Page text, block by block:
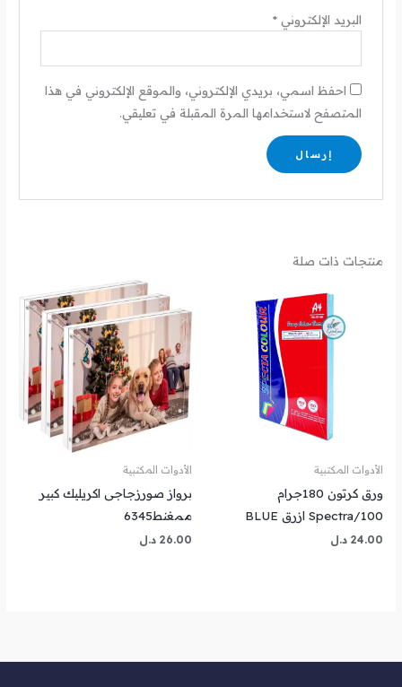
البريد الإلكتروني *
احفظ اسمي، بريدي الإلكتروني، والموقع الإلكتروني في هذا
المتصفح لاستخدامها المرة المقبلة في تعليقي.
منتجات ذات صلة
الأدوات المكتبية
ورق كرتون 180جرام
Spectra/100 ازرق BLUE
24.00 د.ل
الأدوات المكتبية
برواز صورزجاجى اكريليك كبير
ممغنط6345
26.00 د.ل